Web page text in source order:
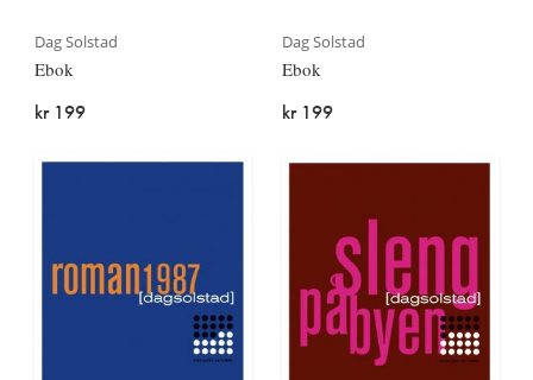
Dag Solstad
Ebok
kr 199
Dag Solstad
Ebok
kr 199